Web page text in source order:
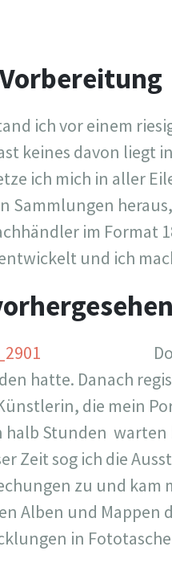
ich vor einem
keines davon liegt
ich mich in aller
Sammlungen
im Format
und ich
hatte. Danach
die mein
halb Stunden warten
Zeit sog ich die
zu und kam
Alben und Mappen
in